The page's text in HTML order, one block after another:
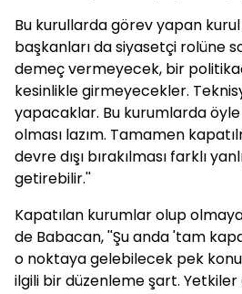
Bu kurullarda görev yapan
başkanları da siyasetçi rolüne
demeç vermeyecek, bir
kesinlikle girmeyecekler.
yapacaklar. Bu kurumlarda öyle
olması lazım. Tamamen
devre dışı bırakılması farklı
getirebilir.''
Kapatılan kurumlar olup
de Babacan, ''Şu anda 'tam
o noktaya gelebilecek pek
ilgili bir düzenleme şart. Yetkiler